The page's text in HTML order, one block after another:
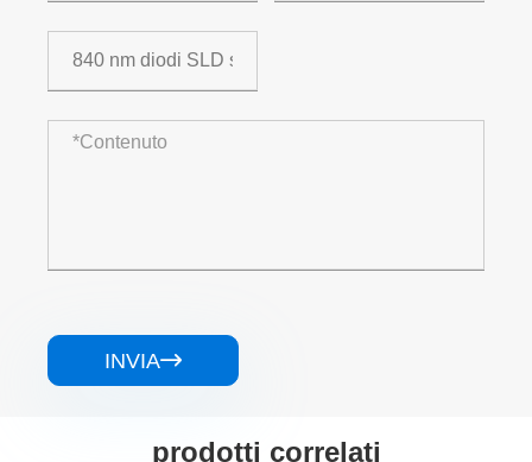
INVIA
prodotti correlati